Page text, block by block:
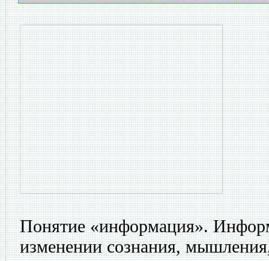
Понятие «информация».
изменении сознания,